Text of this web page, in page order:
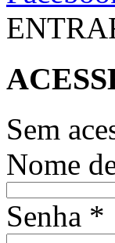
Sem
Nome
Senha *